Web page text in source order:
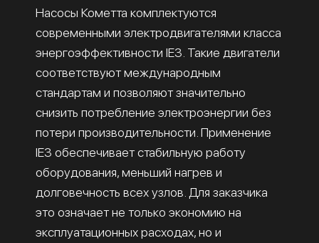
Насосы Кометта комплектуются
современными электродвигателями класса
энергоэффективности IE3. Такие двигатели
соответствуют международным
стандартам и позволяют значительно
снизить потребление электроэнергии без
потери производительности. Применение
IE3 обеспечивает стабильную работу
оборудования, меньший нагрев и
долговечность всех узлов. Для заказчика
это означает не только экономию на
эксплуатационных расходах, но и